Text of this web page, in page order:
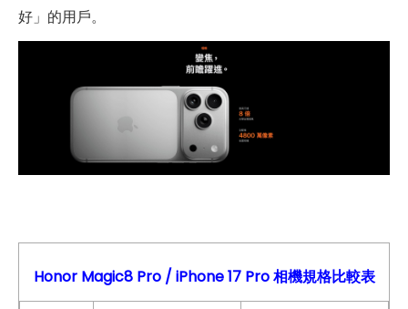
好」的用戶。
Honor Magic8 Pro/ iPhone 17 Pro相機規格比較表